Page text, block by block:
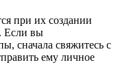
при их создании
Если вы
сначала свяжитесь с
ему личное